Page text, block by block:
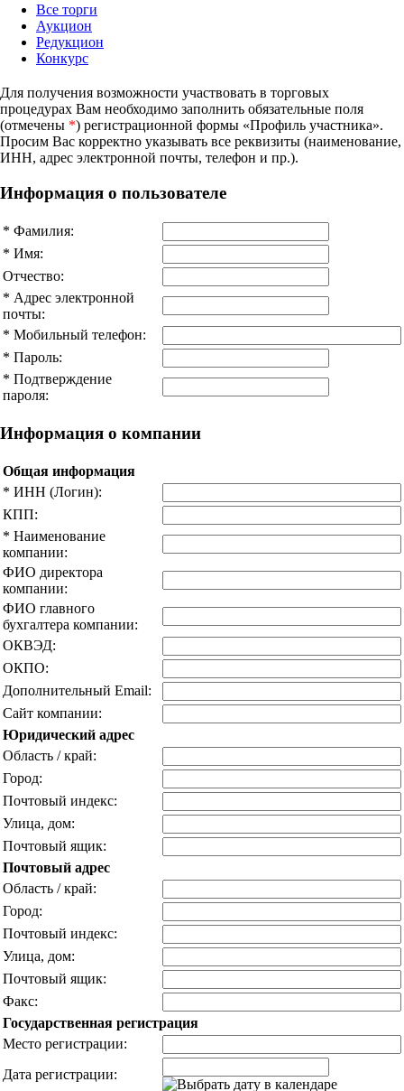
Все торги
Аукцион
Редукцион
Конкурс
Для получения возможности участвовать в торговых
процедурах Вам необходимо заполнить обязательные поля
(отмечены *) регистрационной формы «Профиль участника».
Просим Вас корректно указывать все реквизиты (наименование,
ИНН, адрес электронной почты, телефон и пр.).
Информация о пользователе
* Фамилия:
* Имя:
Отчество:
* Адрес электронной
почты:
* Мобильный телефон:
* Пароль:
* Подтверждение
пароля:
Информация о компании
Общая информация
* ИНН (Логин):
КПП:
* Наименование
компании:
ФИО директора
компании:
ФИО главного
бухгалтера компании:
ОКВЭД:
ОКПО:
Дополнительный Email:
Сайт компании:
Юридический адрес
Область / край:
Город:
Почтовый индекс:
Улица, дом:
Почтовый ящик:
Почтовый адрес
Область / край:
Город:
Почтовый индекс:
Улица, дом:
Почтовый ящик:
Факс:
Государственная регистрация
Место регистрации:
Дата регистрации: